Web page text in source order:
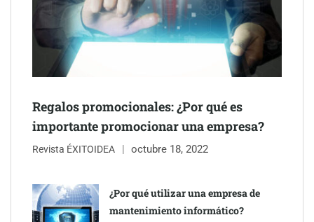
Última llamada: los destinos con las mayores caídas de precios
Regalos promocionales: ¿Por qué es
importante promocionar una empresa?
Revista ÉXITOIDEA octubre 18, 2022
¿Por qué utilizar una empresa de
mantenimiento informático?